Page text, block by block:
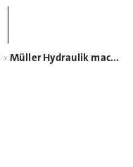
Müller Hydraulik macht Hochdruck-Zerspanung effizienter